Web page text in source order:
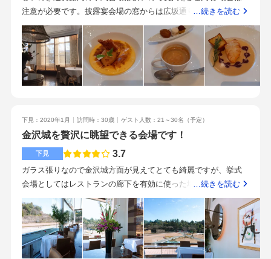
内には車椅子が設けられ、体の不自由な方もエレベーターがあ
いやすそうでした。お料理を重視される方にはとてもおすすめ
です。あまり気取らない結婚式ができそうです。
注意が必要です。披露宴会場の窓からは広坂通りと樹木が見え
るので落ち着いた雰囲気です。料理の質が高い分仕方のないこ
とですが料金は若干高めに感じました。ポール•ボキューズの料
理なので試食で数品食べましたがどれも秀逸！残念なのは一品
一品の質が高く食べ応えがある分、コースにすると品数が少な
く見えてしまうことです（婚礼でありがちな10品ほどのコース
です。式場スタッフにありがちな大学生バイトという感じはな
く、披露宴会場のスタッフも服装や立ち居振舞いがプロ感が出
ていました。料理の質にこだわっていたのでとても気に入った
のですが、披露宴の出席者が親族のみで高齢者が多かったので
悩みました。しいのき迎賓館前や中の階段等フォトスポットも
ととても喜ばれる会場だと思います。
…続きを読む
下見：2020年1月 訪問時：30歳 ゲスト人数：21～30名 （予定）
金沢城を贅沢に眺望できる会場です！
下見 3.7
ガラス張りなので金沢城方面が見えてとても綺麗ですが、挙式
会場としてはレストランの廊下を有効に使った場所というイメ
ージです。金沢らしく、雪吊りをモチーフにした大きな照明が
おしゃれです。元々知事室だったのだとか。窓が多く、緑と自
然光であふれる明るい会場です。正直、結婚式場で挙式・披露
宴をするのと大差はないと感じました。見積の段階では他会場
と比較してドレス代が高かった印象です。ただ、料理にこだわ
…続きを読む